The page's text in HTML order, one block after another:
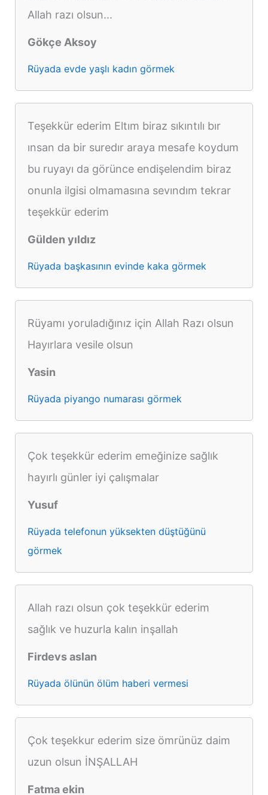
Allah razı olsun...
Gökçe Aksoy
Rüyada evde yaşlı kadın görmek
Teşekkür ederim Eltım biraz sıkıntılı bır
ınsan da bir suredır araya mesafe koydum
bu ruyayı da görünce endişelendim biraz
onunla ilgisi olmamasına sevındım tekrar
teşekkür ederim
Gülden yıldız
Rüyada başkasının evinde kaka görmek
Rüyamı yoruladığınız için Allah Razı olsun
Hayırlara vesile olsun
Yasin
Rüyada piyango numarası görmek
Çok teşekkür ederim emeğinize sağlık
hayırlı günler iyi çalışmalar
Yusuf
Rüyada telefonun yüksekten düştüğünü
görmek
Allah razı olsun çok teşekkür ederim
sağlık ve huzurla kalın inşallah
Firdevs aslan
Rüyada ölünün ölüm haberi vermesi
Çok teşekkur ederim size ömrünüz daim
uzun olsun İNŞALLAH
Fatma ekin